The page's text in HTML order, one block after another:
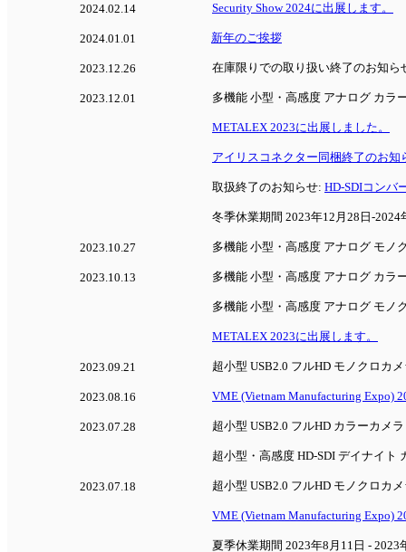
2024.02.14 Security Show 2024に出展します。
2024.01.01 新年のご挨拶
2023.12.26 在庫限りでの取り扱い終了のお知ら
2023.12.01 多機能 小型・高感度 アナログ カラ
METALEX 2023に出展しました。
アイリスコネクター同梱終了のお知
取扱終了のお知らせ: HD-SDIコンバ
冬季休業期間 2023年12月28日-2024
2023.10.27 多機能 小型・高感度 アナログ モノ
2023.10.13 多機能 小型・高感度 アナログ カラ
多機能 小型・高感度 アナログ モノ
METALEX 2023に出展します。
2023.09.21 超小型 USB2.0 フルHD モノクロカ
2023.08.16 VME (Vietnam Manufacturing Expo)
2023.07.28 超小型 USB2.0 フルHD カラーカメ
超小型・高感度 HD-SDI デイナイト
2023.07.18 超小型 USB2.0 フルHD モノクロカ
VME (Vietnam Manufacturing Expo)
夏季休業期間 2023年8月11日 - 2023